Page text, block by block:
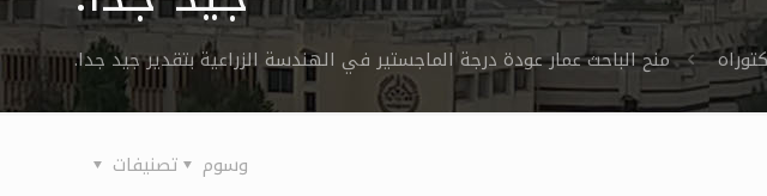
منح الباحث عمار عودة درجة الماجستير في الهندسة الزراعية بتقدير جيد جدا.
تصنيفات وسوم